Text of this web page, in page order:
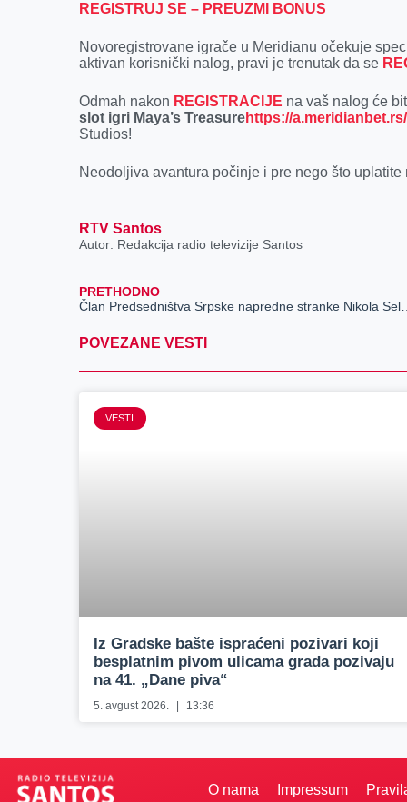
REGISTRUJ SE – PREUZMI BONUS
Novoregistrovane igrače u Meridianu očekuje
aktivan korisnički nalog, pravi je trenutak da se
Odmah nakon REGISTRACIJE na vaš nalog će
slot igri Maya’s Treasurehttps://
Studios!
Neodoljiva avantura počinje i pre nego što
RTV Santos
Autor: Redakcija radio televizije Santos
PRETHODNO
Član Predsedništva Srpske
POVEZANE VESTI
VESTI
Iz Gradske bašte ispraćeni pozivari koji
besplatnim pivom ulicama grada pozivaju
na 41. „Dane piva“
5. avgust 2026. 13:36
O nama Impressum